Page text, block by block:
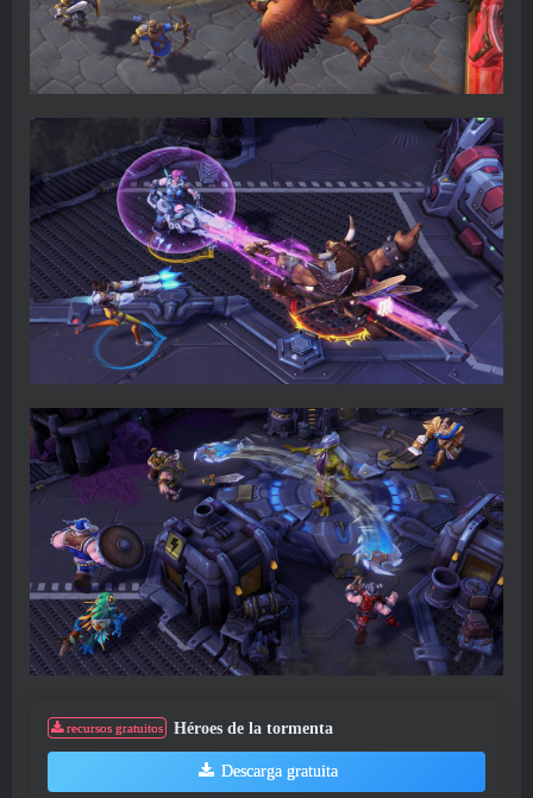
recursos gratuitos Héroes de la tormenta
Descarga gratuita